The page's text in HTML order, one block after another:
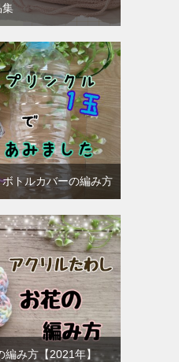
集
トルカバーの編み方
編み方【2021年】